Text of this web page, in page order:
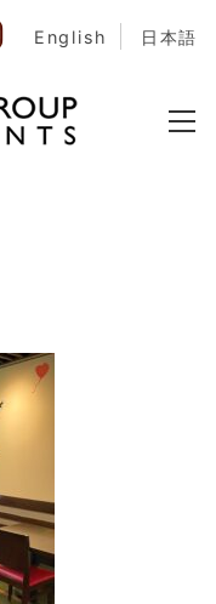
English 日本語